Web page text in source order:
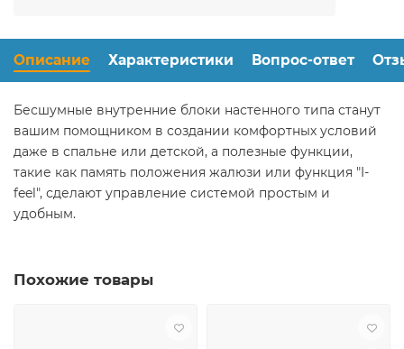
Описание Характеристики Вопрос-ответ
Бесшумные внутренние блоки настенного типа станут
вашим помощником в создании комфортных условий
даже в спальне или детской, а полезные функции,
такие как память положения жалюзи или функция "I-
feel", сделают управление системой простым и
удобным.
Похожие товары